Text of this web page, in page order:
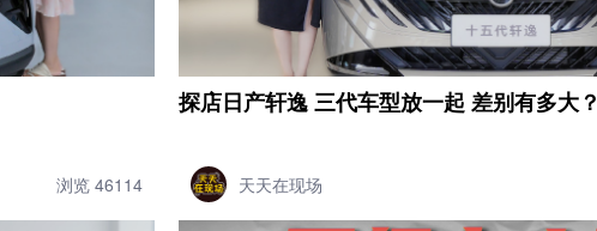
浏览 46114
探店日产轩逸 三代车型放一起 差别有多大？
天天在现场